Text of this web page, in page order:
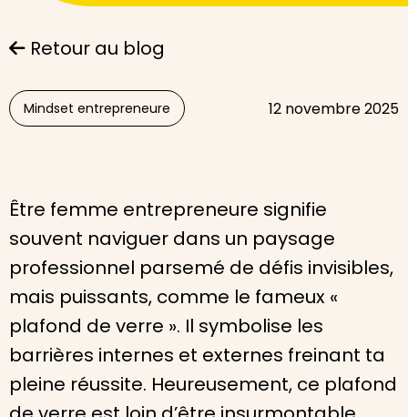
Retour au blog
Être femme entrepreneure signifie
souvent naviguer dans un paysage
professionnel parsemé de défis invisibles,
mais puissants, comme le fameux «
plafond de verre ». Il symbolise les
barrières internes et externes freinant ta
pleine réussite. Heureusement, ce plafond
Mindset entrepreneure 12 novembre 2025